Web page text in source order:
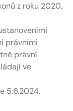
z roku 2020,
právními
právní
ve
5.6.2024.